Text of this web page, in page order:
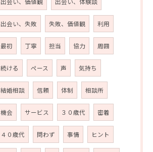
出会い、失敗 失敗、価値観 利用
最初 丁寧 担当 協力 周囲
続ける ペース 声 気持ち
結婚相談 信頼 体制 相談所
機会 サービス ３０歳代 密着
４０歳代 問わず 事情 ヒント